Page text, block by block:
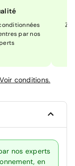
par nos
Voir conditions.
nos experts
en